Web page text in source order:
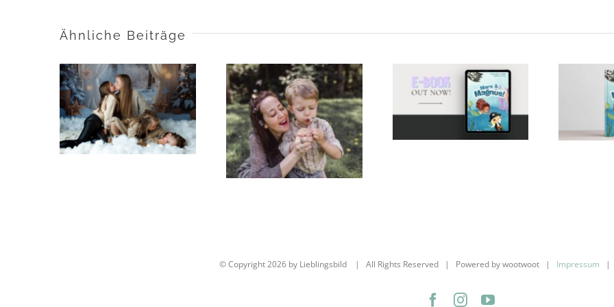
Ähnliche Beiträge
Deine
Weihnachtsfotos
2025
Mom & Me
Aktion 2025
Geschützt:
Leseprobe
Mara &
Magnus
ist
© Copyright2026 by Lieblingsbild | All Rights Reserved | Powered by wootwoot | Impressum |
Facebook
InstagramYouTube